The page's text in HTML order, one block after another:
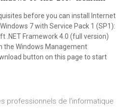
before you can install Internet
7 with Service Pack 1 (SP1):
.NET Framework 4.0 (full version)
the Windows Management
button on this page to start
professionnels de l’informatique